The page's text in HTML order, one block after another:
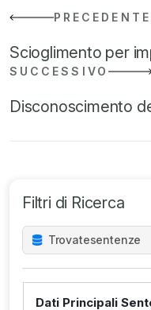
PRECEDENTE
Scioglimento per
SUCCESSIVO
Disconoscimento
Filtri di Ricerca
Trovatesentenze
Dati Principali